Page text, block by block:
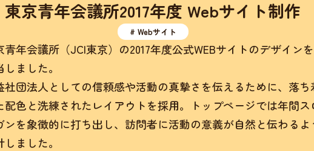
東京青年会議所2017年度 Webサイト制作
# Webサイト
青年会議所（JCI東京）の2017年度公式WEBサイトのデザインを
ました。
社団法人としての信頼感や活動の真摯さを伝えるために、落ち
配色と洗練されたレイアウトを採用。トップページでは年間ス
ンを象徴的に打ち出し、訪問者に活動の意義が自然と伝わるよ
しました。